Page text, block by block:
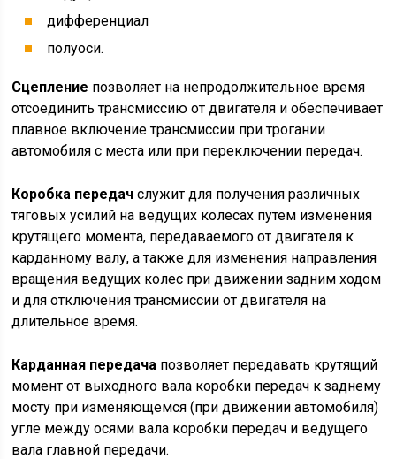
дифференциал
полуоси.
Сцепление позволяет на непродолжительное время
отсоединить трансмиссию от двигателя и обеспечивает
плавное включение трансмиссии при трогании
автомобиля с места или при переключении передач.
Коробка передач служит для получения различных
тяговых усилий на ведущих колесах путем изменения
крутящего момента, передаваемого от двигателя к
карданному валу, а также для изменения направления
вращения ведущих колес при движении задним ходом
и для отключения трансмиссии от двигателя на
длительное время.
Карданная передача позволяет передавать крутящий
момент от выходного вала коробки передач к заднему
мосту при изменяющемся (при движении автомобиля)
угле между осями вала коробки передач и ведущего
вала главной передачи.